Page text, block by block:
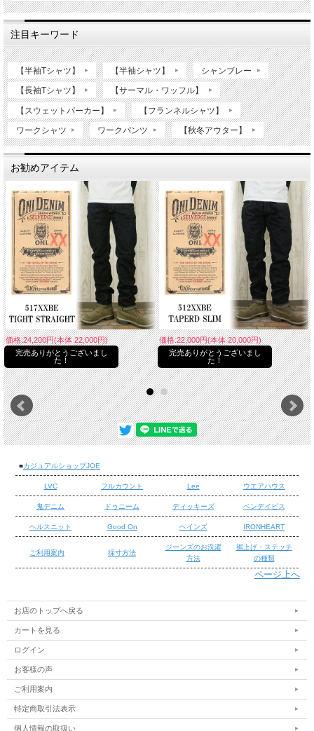
■鬼デニム 8.3oz ヘビーシャンブレー カバーオール
風合いあるシャンブレー生地を使用したカバーオール。シャンブレー
ながら8.3ozのしっかりした生地感でデニム生地との相性も抜群のカ
バーオールです。
■ 商品詳細
注目キーワード
【半袖Tシャツ】 【半袖シャツ】 シャンブレー
【長袖Tシャツ】 【サーマル・ワッフル】
【スウェットパーカー】 【フランネルシャツ】
ワークシャツ ワークパンツ 【秋冬アウター】
お勧めアイテム
価格:24,200円(本体 22,000円)
完売ありがとうございまし
た！
価格:22,000円(本体 20,000円)
完売ありがとうございまし
た！
■カジュアルショップJOE
LVC フルカウント Lee ウエアハウス
鬼デニム ドゥニーム ディッキーズ ベンデイビス
ヘルスニット Good On ヘインズ IRONHEART
ご利用案内 採寸方法
ジーンズのお洗濯
方法
裾上げ・ステッチ
の種類
ページ上へ
/お店のトップへ戻る
カートを見る
ログイン
お客様の声
ご利用案内
特定商取引法表示
個人情報の取扱い